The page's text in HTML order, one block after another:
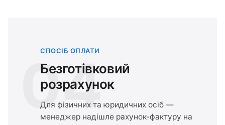
04
СПОСІБ ОПЛАТИ
Безготівковий
розрахунок
Для фізичних та юридичних осіб —
менеджер надішле рахунок-фактуру на